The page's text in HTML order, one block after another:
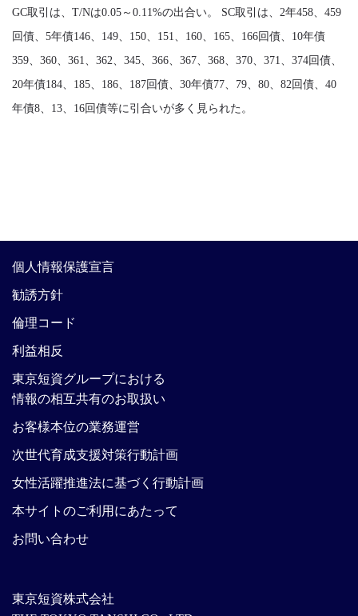
GC取引は、T/Nは0.05～0.11%の出合い。 SC取引は、2年458、459
回債、5年債146、149、150、151、160、165、166回債、10年債
359、360、361、362、345、366、367、368、370、371、374回債、
20年債184、185、186、187回債、30年債77、79、80、82回債、40
年債8、13、16回債等に引合いが多く見られた。
東京短資株式会社
個人情報保護宣言
勧誘方針
倫理コード
利益相反
東京短資グループにおける
情報の相互共有のお取扱い
お客様本位の業務運営
次世代育成支援対策行動計画
女性活躍推進法に基づく行動計画
本サイトのご利用にあたって
お問い合わせ